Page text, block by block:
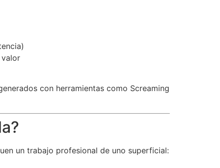
con herramientas como Screaming
un trabajo profesional de uno superficial: